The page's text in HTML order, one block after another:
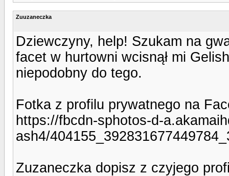
Zuuzaneczka
Dziewczyny, help! Szukam na
facet w hurtowni wcisnął mi
niepodobny do tego.
Fotka z profilu prywatnego na
https://fbcdn-sphotos-d-
ash4/
Zuzaneczka dopisz z czyjego